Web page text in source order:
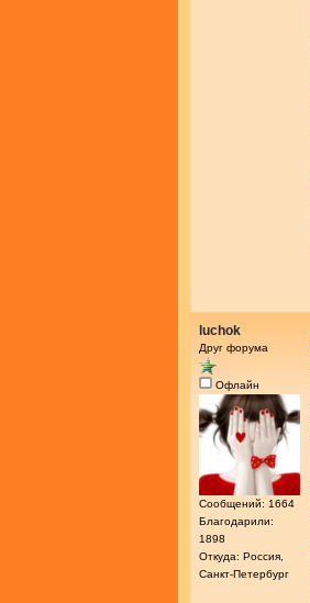
luchok
Друг форума
Офлайн
Сообщений: 1664
Благодарили:
1898
Откуда: Россия,
Санкт-Петербург